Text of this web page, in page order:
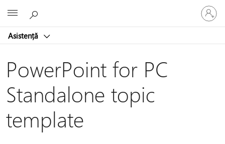
Asistență
vă
la
dvs.
PowerPoint for PC
Standalone topic
template